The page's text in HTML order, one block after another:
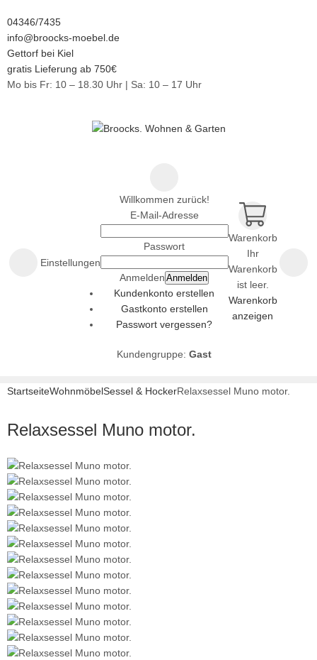
04346/7435
info@broocks-moebel.de
Gettorf bei Kiel
gratis Lieferung ab 750€
Mo bis Fr: 10 – 18.30 Uhr | Sa: 10 – 17 Uhr
Einstellungen
Willkommen zurück!
E-Mail-Adresse
Passwort
Anmelden Anmelden
Kundenkonto erstellen
Gastkonto erstellen
Passwort vergessen?
Kundengruppe: Gast
Warenkorb
Ihr
Warenkorb
ist leer.
Warenkorb
anzeigen
StartseiteWohnmöbelSessel & HockerRelaxsessel Muno motor.
Relaxsessel Muno motor.